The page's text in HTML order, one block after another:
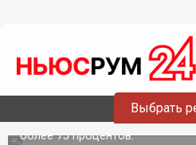
Выбрать
07.08.201312:11
Нижний Новгород
загрязнять
При этом доля автомобильных
более 75 процентов.